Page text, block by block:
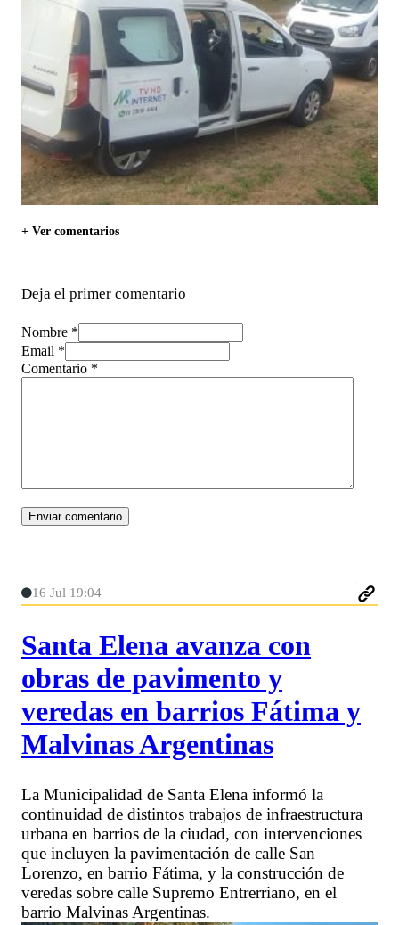
+ Ver comentarios
Deja el primer comentario
Nombre *
Email *
Comentario *
16 Jul 19:04
Santa Elena avanza con
obras de pavimento y
veredas en barrios Fátima y
Malvinas Argentinas
La Municipalidad de Santa Elena informó la
continuidad de distintos trabajos de infraestructura
urbana en barrios de la ciudad, con intervenciones
que incluyen la pavimentación de calle San
Lorenzo, en barrio Fátima, y la construcción de
veredas sobre calle Supremo Entrerriano, en el
barrio Malvinas Argentinas.